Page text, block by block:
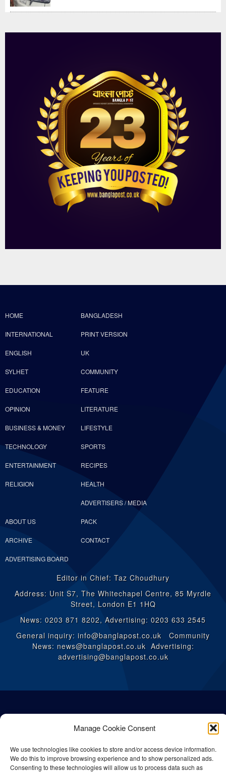
Manage Cookie Consent
We use technologies like cookies to store and/or access device information.
We do this to improve browsing experience and to show personalized ads.
Consenting to these technologies will allow us to process data such as
HOME BANGLADESH
INTERNATIONAL PRINT VERSION
ENGLISH UK
SYLHET COMMUNITY
EDUCATION FEATURE
OPINION LITERATURE
BUSINESS & MONEY LIFESTYLE
TECHNOLOGY SPORTS
ENTERTAINMENT RECIPES
RELIGION HEALTH
ABOUT US
ADVERTISERS / MEDIA
PACK
ARCHIVE CONTACT
ADVERTISING BOARD
Editor in Chief: Taz Choudhury
Address: Unit S7, The Whitechapel Centre, 85 Myrdle
Street, London E1 1HQ
News: 0203 871 8202, Advertising: 0203 633 2545
General inquiry: info@banglapost.co.uk Community
News: news@banglapost.co.uk Advertising:
advertising@banglapost.co.uk